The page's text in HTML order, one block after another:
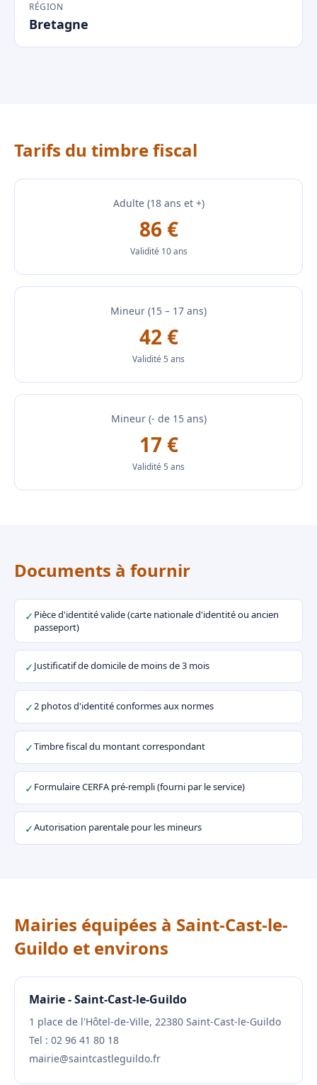
RÉGION
Bretagne
Tarifs du timbre fiscal
Adulte (18 ans et +)
86 €
Validité 10 ans
Mineur (15 – 17 ans)
42 €
Validité 5 ans
Mineur (- de 15 ans)
17 €
Validité 5 ans
Documents à fournir
✓ Pièce d'identité valide (carte nationale d'identité ou ancien
passeport)
✓Justificatif de domicile de moins de 3 mois
✓2 photos d'identité conformes aux normes
✓Timbre fiscal du montant correspondant
✓ Formulaire CERFA pré-rempli (fourni par le service)
✓Autorisation parentale pour les mineurs
Mairies équipées à Saint-Cast-le-
Guildo et environs
Mairie - Saint-Cast-le-Guildo
1 place de l'Hôtel-de-Ville, 22380 Saint-Cast-le-Guildo
Tel : 02 96 41 80 18
mairie@saintcastleguildo.fr